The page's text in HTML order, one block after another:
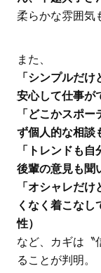
柔らかな雰囲気
また、
「シンプルだ
安心して仕事が
「どこかスポ
ず個人的な相談
「トレンドも
後輩の意見も聞
「オシャレだ
くなく着こなし
性）
など、カギは〝
ることが判明。